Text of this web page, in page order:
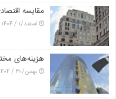
مقایسه
اسفند/۱ / ۱۴۰۴
هزینه‌های
بهمن/۳۰ / ۱۴۰۴